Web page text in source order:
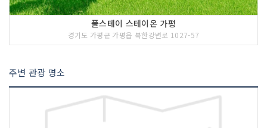
풀스테이 스테이온 가평
경기도 가평군 가평읍 북한강변로 1027-57
주변 관광 명소